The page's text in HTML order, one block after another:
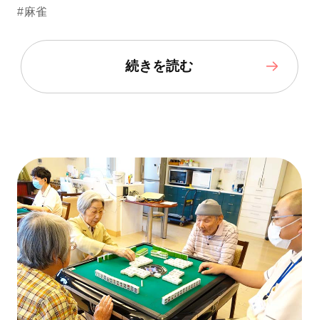
#麻雀
続きを読む